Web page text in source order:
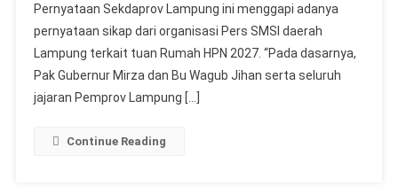
Pernyataan Sekdaprov Lampung ini menggapi adanya
pernyataan sikap dari organisasi Pers SMSI daerah
Lampung terkait tuan Rumah HPN 2027. “Pada dasarnya,
Pak Gubernur Mirza dan Bu Wagub Jihan serta seluruh
jajaran Pemprov Lampung […]
Continue Reading